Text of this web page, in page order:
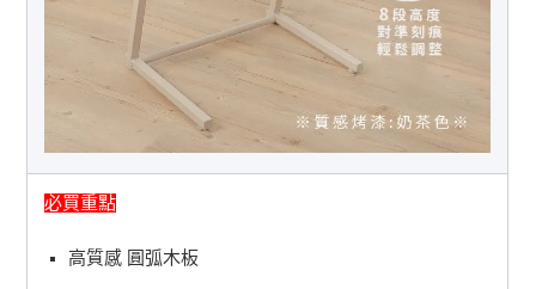
必買重點
高質感 圓弧木板